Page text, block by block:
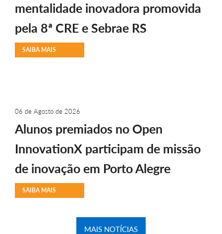
mentalidade inovadora promovida
pela 8ª CRE e Sebrae RS
SAIBA MAIS
06 de Agosto de 2026
Alunos premiados no Open
InnovationX participam de missão
de inovação em Porto Alegre
SAIBA MAIS
MAIS NOTÍCIAS